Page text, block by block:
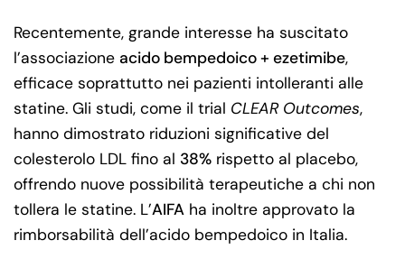
Recentemente, grande interesse ha suscitato
l’associazione acido bempedoico + ezetimibe,
efficace soprattutto nei pazienti intolleranti alle
statine. Gli studi, come il trial CLEAR Outcomes,
hanno dimostrato riduzioni significative del
colesterolo LDL fino al 38% rispetto al placebo,
offrendo nuove possibilità terapeutiche a chi non
tollera le statine. L’AIFA ha inoltre approvato la
rimborsabilità dell’acido bempedoico in Italia.